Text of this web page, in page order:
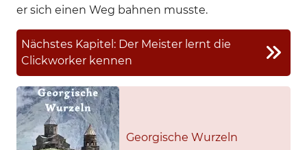
er sich einen Weg bahnen musste.
Nächstes Kapitel: Der Meister lernt die
Clickworker kennen
Georgische Wurzeln